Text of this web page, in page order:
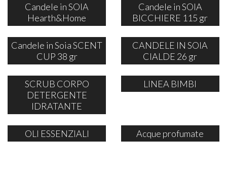
Candele in SOIA
Hearth&Home
Candele in SOIA
BICCHIERE 115 gr
Candele in Soia SCENT
CUP 38 gr
CANDELE IN SOIA
CIALDE 26 gr
SCRUB CORPO
DETERGENTE
IDRATANTE
LINEA BIMBI
OLI ESSENZIALI Acque profumate